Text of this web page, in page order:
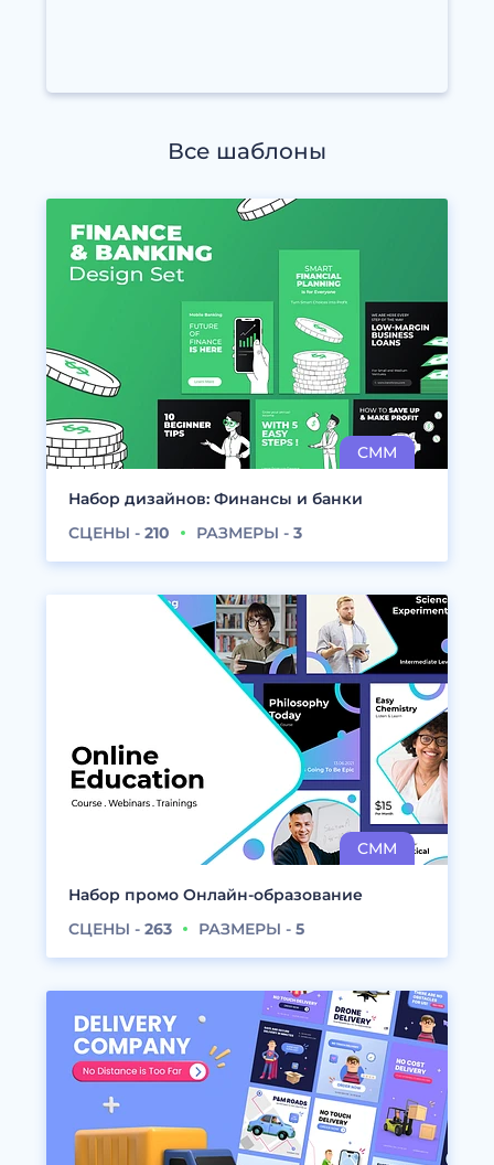
Все шаблоны
Набор дизайнов: Финансы и банки
СЦЕНЫ - 210 РАЗМЕРЫ - 3
Набор промо Онлайн-образование
СЦЕНЫ - 263 РАЗМЕРЫ - 5